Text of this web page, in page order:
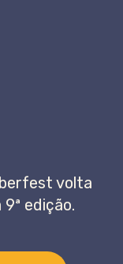
volta
edição.